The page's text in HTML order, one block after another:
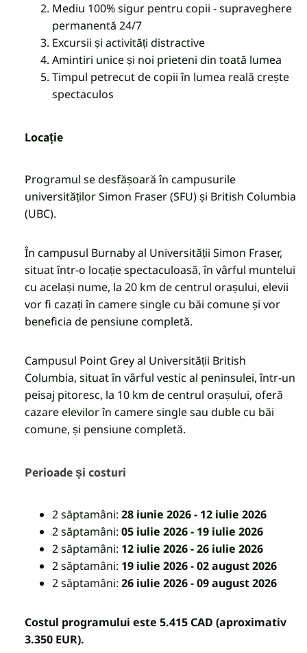
Mediu 100% sigur pentru copii - supraveghere
permanentă 24/7
Excursii și activități distractive
Amintiri unice și noi prieteni din toată lumea
Timpul petrecut de copii în lumea reală crește
spectaculos
Locație
Programul se desfășoară în campusurile
universităților Simon Fraser (SFU) și British Columbia
(UBC).
În campusul Burnaby al Universității Simon Fraser,
situat într-o locație spectaculoasă, în vârful muntelui
cu același nume, la 20 km de centrul orașului, elevii
vor fi cazați în camere single cu băi comune și vor
beneficia de pensiune completă.
Campusul Point Grey al Universității British
Columbia, situat în vârful vestic al peninsulei, într-un
peisaj pitoresc, la 10 km de centrul orașului, oferă
cazare elevilor în camere single sau duble cu băi
comune, și pensiune completă.
Perioade și costuri
2săptamâni: 28 iunie 2026 - 12 iulie 2026
2 săptamâni: 05 iulie 2026 - 19 iulie 2026
2 săptamâni: 12 iulie 2026 - 26 iulie 2026
2 săptamâni: 19 iulie 2026 - 02 august 2026
2 săptamâni: 26 iulie 2026 - 09 august 2026
Costul programului este 5.415 CAD (aproximativ
3.350 EUR).